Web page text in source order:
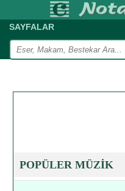
SAYFALAR
POPÜLER MÜZİK